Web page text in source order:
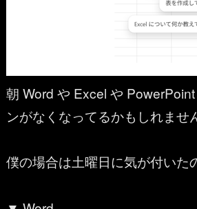
朝 Word や Excel や
ンがなくなってるかもしれませ
僕の場合は土曜日に気が付いた